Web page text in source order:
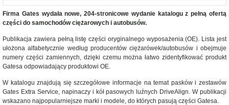
Firma Gates wydała nowe, 204-stronicowe wydanie katalogu z pełną ofertą
części do samochodów ciężarowych i autobusów.
Publikacja zawiera pełną listę części oryginalnego wyposażenia (OE). Lista jest
ułożona alfabetycznie według producentów ciężarówek/autobusów i obejmuje
numery części zamiennych, dzięki czemu można łatwo zidentyfikować produkt
Gatesa odpowiadający produktowi OE.
W katalogu znajdują się szczegółowe informacje na temat pasków i zestawów
Gates Extra Service, napinaczy i kół pasowych luźnych DriveAlign. W publikacji
wskazano najpopularniejsze marki i modele, do których pasują części Gatesa.